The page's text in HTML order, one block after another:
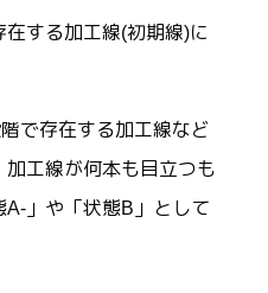
在する加工線(初期線)に
で存在する加工線など
工線が何本も目立つも
」や「状態B」として